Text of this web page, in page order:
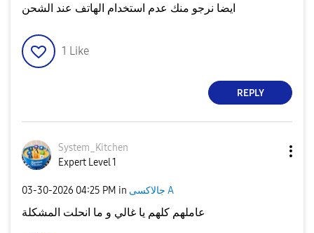
ايضا نرجو منك عدم استخدام الهاتف عند الشحن
1 Like
REPLY
System_Kitchen
Expert Level 1
‎03-30-2026 04:25 PM in جالاكسى A
عاملهم كلهم يا غالي و ما انحلت المشكلة